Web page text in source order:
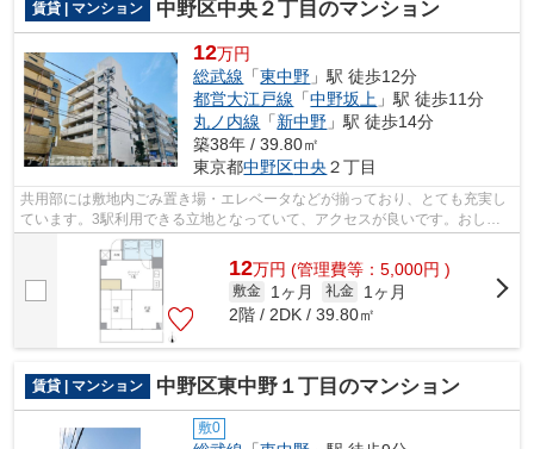
賃貸 | マンション 中野区中央２丁目のマンション
12万円
総武線 「東中野 」駅 徒歩12分
都営大江戸線 「中野坂上 」駅 徒歩11分
丸ノ内線 「新中野 」駅 徒歩14分
築38年 / 39.80㎡
東京都中野区中央 ２丁目
共用部には敷地内ごみ置き場・エレベータなどが揃っており、とても充実し
ています。3駅利用できる立地となっていて、アクセスが良いです。おしゃ
れなあなたにピッタリな外観タイル張り...
12万円 (管理費等：5,000円 )
敷金 1ヶ月 礼金
1ヶ月
2階 / 2DK / 39.80㎡
賃貸 | マンション 中野区東中野１丁目のマンション
敷0